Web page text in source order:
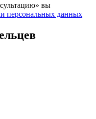
вы
персональных данных